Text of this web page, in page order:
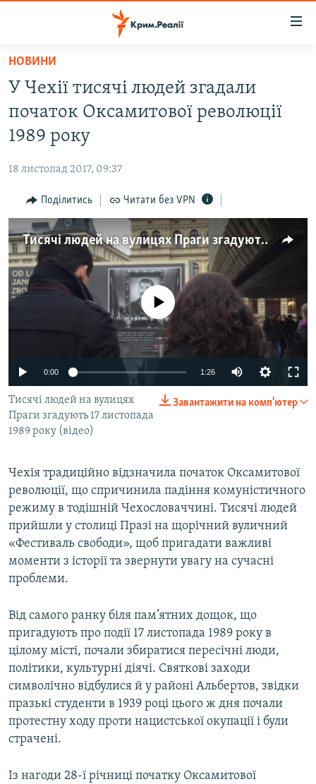
Перейти
основного
матеріалу
Перейти
до
основної
Перейти
до
пошуку
ВІДЕО ТА ФОТО
БЛОГИ
ПОГЛЯД
ІНТЕРВ'Ю
ВСЕ ЗА ДЕНЬ
СПЕЦПРОЕКТИ
ВІДЕОУРОКИ «ELIFBE»
УКРАЇНСЬКА ПРОБЛЕМА КРИМУ
ІНФОГРАФІКА
ЯК ОБІЙТИ БЛОКУВАННЯ
Qırımtatar
ДОЛУЧАЙСЯ!
Усі сайти RFE/RL
НОВИНИ
У Чехії тисячі людей згадали
початок Оксамитової революції
1989 року
18 листопад 2017, 09:37
Поділитись Читати без VPN
Тисячі людей на вулицях Праги згадують 17 листопада 1989 року (відео)
No media source currently available
0:00 1:26
Завантажити на комп'ютер
Тисячі людей на вулицях
Праги згадують 17 листопада
1989 року (відео)
Чехія традиційно відзначила початок Оксамитової
революції, що спричинила падіння комуністичного
режиму в тодішній Чехословаччині. Тисячі людей
прийшли у столиці Празі на щорічний вуличний
«Фестиваль свободи», щоб пригадати важливі
моменти з історії та звернути увагу на сучасні
проблеми.
Від самого ранку біля пам’ятних дощок, що
пригадують про події 17 листопада 1989 року в
цілому місті, почали збиратися пересічні люди,
політики, культурні діячі. Святкові заходи
символічно відбулися й у районі Альбертов, звідки
празькі студенти в 1939 році цього ж дня почали
протестну ходу проти нацистської окупації і були
страчені.
Із нагоди 28-ї річниці початку Оксамитової